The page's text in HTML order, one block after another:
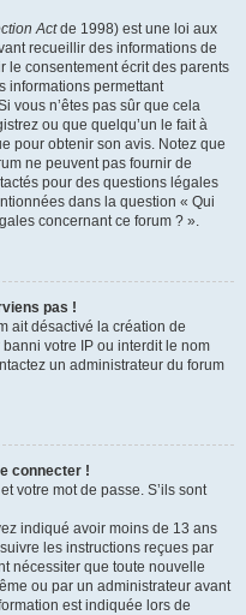
Actde 1998) est une loi aux
recueillir des informations de
le consentement écrit des parents
informations permettant
vous n’êtes pas sûr que cela
ou que quelqu’un le fait à
pour obtenir son avis. Notez que
ne peuvent pas fournir de
pour des questions légales
dans la question « Qui
concernant ce forum ? ».
pas !
ait désactivé la création de
votre IP ou interdit le nom
un administrateur du forum
connecter !
votre mot de passe. S’ils sont
indiqué avoir moins de 13 ans
les instructions reçues par
nécessiter que toute nouvelle
ou par un administrateur avant
est indiquée lors de